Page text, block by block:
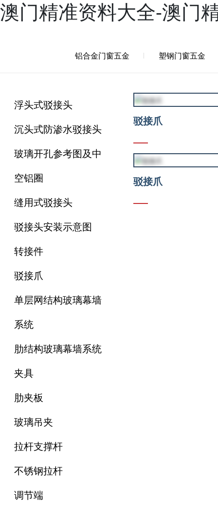
澳门精准资料大全-澳门
铝合金门窗五金
塑钢门窗五金
浮头式驳接头
沉头式防渗水驳接头
玻璃开孔参考图及中
空铝圈
缝用式驳接头
驳接头安装示意图
转接件
驳接爪
单层网结构玻璃幕墙
系统
肋结构玻璃幕墙系统
夹具
肋夹板
玻璃吊夹
拉杆支撑杆
不锈钢拉杆
调节端
驳接爪
驳接爪